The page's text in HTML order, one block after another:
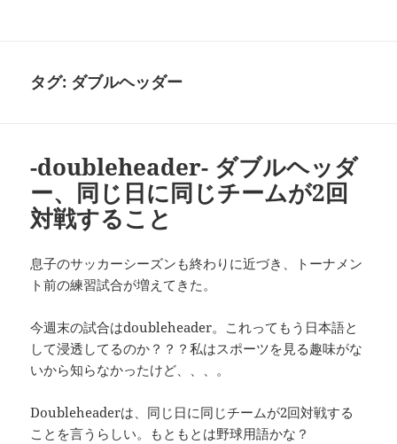
タグ: ダブルヘッダー
-doubleheader- ダブルヘッダ
ー、同じ日に同じチームが2回
対戦すること
息子のサッカーシーズンも終わりに近づき、トーナメン
ト前の練習試合が増えてきた。
今週末の試合はdoubleheader。これってもう日本語と
して浸透してるのか？？？私はスポーツを見る趣味がな
いから知らなかったけど、、、。
Doubleheaderは、同じ日に同じチームが2回対戦する
ことを言うらしい。もともとは野球用語かな？